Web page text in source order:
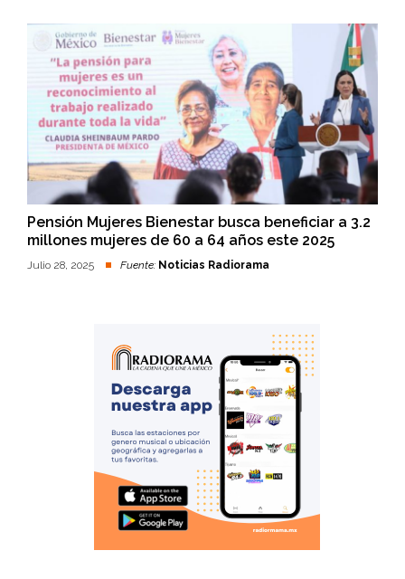
Pensión Mujeres Bienestar busca beneficiar a 3.2
millones mujeres de 60 a 64 años este 2025
Julio 28, 2025 Fuente: Noticias Radiorama